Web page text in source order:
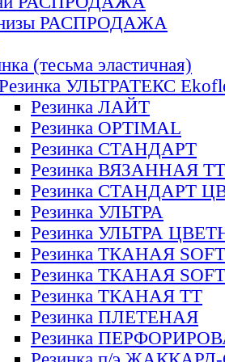
РАСПРОДАЖА
(тесьма эластичная)
УЛЬТРАТЕКС
Резинка ЛАЙТ
Резинка OPTIMAL
Резинка СТАНДАРТ
Резинка ВЯЗАННАЯ ТТ
Резинка СТАНДАРТ
Резинка УЛЬТРА
Резинка УЛЬТРА
Резинка ТКАНАЯ SOFT
Резинка ТКАНАЯ
Резинка ТКАНАЯ ТТ
Резинка ПЛЕТЕНАЯ
Резинка